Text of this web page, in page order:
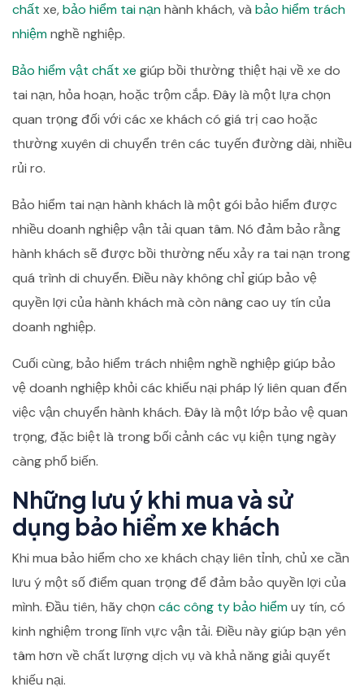
chất xe,bảo hiểm tai nạnhành khách, và bảo hiểm trách
nhiệmnghề nghiệp.
Bảo hiểm vật chất xe giúp bồi thường thiệt hại về xe do
tai nạn, hỏa hoạn, hoặc trộm cắp. Đây là một lựa chọn
quan trọng đối với các xe khách có giá trị cao hoặc
thường xuyên di chuyển trên các tuyến đường dài, nhiều
rủi ro.
Bảo hiểm tai nạn hành khách là một gói bảo hiểm được
nhiều doanh nghiệp vận tải quan tâm. Nó đảm bảo rằng
hành khách sẽ được bồi thường nếu xảy ra tai nạn trong
quá trình di chuyển. Điều này không chỉ giúp bảo vệ
quyền lợi của hành khách mà còn nâng cao uy tín của
doanh nghiệp.
Cuối cùng, bảo hiểm trách nhiệm nghề nghiệp giúp bảo
vệ doanh nghiệp khỏi các khiếu nại pháp lý liên quan đến
việc vận chuyển hành khách. Đây là một lớp bảo vệ quan
trọng, đặc biệt là trong bối cảnh các vụ kiện tụng ngày
càng phổ biến.
Những lưu ý khi mua và sử
dụng bảo hiểm xe khách
Khi mua bảo hiểm cho xe khách chạy liên tỉnh, chủ xe cần
lưu ý một số điểm quan trọng để đảm bảo quyền lợi của
mình. Đầu tiên, hãy chọn các công ty bảo hiểmuy tín, có
kinh nghiệm trong lĩnh vực vận tải. Điều này giúp bạn yên
tâm hơn về chất lượng dịch vụ và khả năng giải quyết
khiếu nại.